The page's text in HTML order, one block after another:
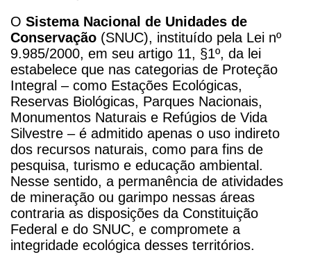
O Sistema Nacional de Unidades de
Conservação (SNUC), instituído pela Lei nº
9.985/2000, em seu artigo 11, §1º, da lei
estabelece que nas categorias de Proteção
Integral – como Estações Ecológicas,
Reservas Biológicas, Parques Nacionais,
Monumentos Naturais e Refúgios de Vida
Silvestre – é admitido apenas o uso indireto
dos recursos naturais, como para fins de
pesquisa, turismo e educação ambiental.
Nesse sentido, a permanência de atividades
de mineração ou garimpo nessas áreas
contraria as disposições da Constituição
Federal e do SNUC, e compromete a
integridade ecológica desses territórios.